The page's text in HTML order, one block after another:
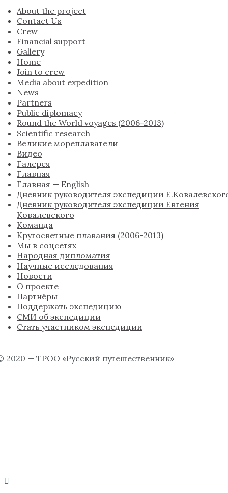
About the project
Contact Us
Crew
Financial support
Gallery
Home
Join to crew
Media about expedition
News
Partners
Public diplomacy
Round the World voyages (2006-2013)
Scientific research
Великие мореплаватели
Видео
Галерея
Главная
Главная — English
Дневник руководителя экспедиции
Дневник руководителя экспедиции Евгения
Ковалевского
Команда
Кругосветные плавания (2006-2013)
Мы в соцсетях
Народная дипломатия
Научные исследования
Новости
О проекте
Партнёры
Поддержать экспедицию
СМИ об экспедиции
Стать участником экспедиции
2020 — ТРОО «Русский путешественник»